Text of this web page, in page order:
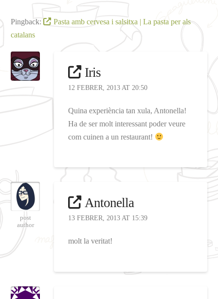
Pingback:
Pasta amb cervesa i salsitxa | La pasta per als
catalans
Iris
12 FEBRER, 2013 AT 20:50
Quina experiència tan xula, Antonella!
Ha de ser molt interessant poder veure
com cuinen a un restaurant!
post
author
Antonella
13 FEBRER, 2013 AT 15:39
molt la veritat!